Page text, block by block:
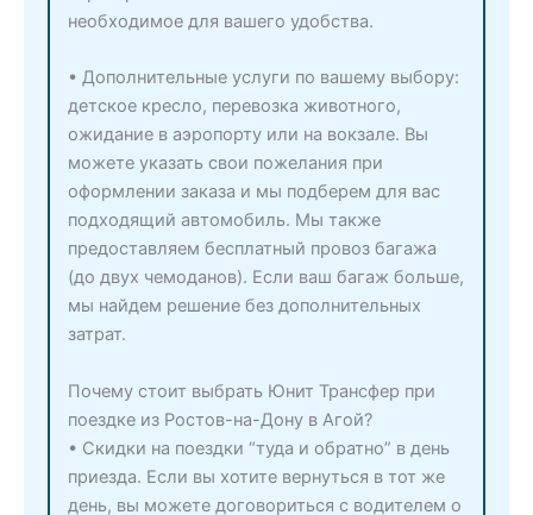
необходимое для вашего удобства.
• Дополнительные услуги по вашему выбору:
детское кресло, перевозка животного,
ожидание в аэропорту или на вокзале. Вы
можете указать свои пожелания при
оформлении заказа и мы подберем для вас
подходящий автомобиль. Мы также
предоставляем бесплатный провоз багажа
(до двух чемоданов). Если ваш багаж больше,
мы найдем решение без дополнительных
затрат.
Почему стоит выбрать Юнит Трансфер при
поездке из Ростов-на-Дону в Агой?
• Скидки на поездки “туда и обратно” в день
приезда. Если вы хотите вернуться в тот же
день, вы можете договориться с водителем о